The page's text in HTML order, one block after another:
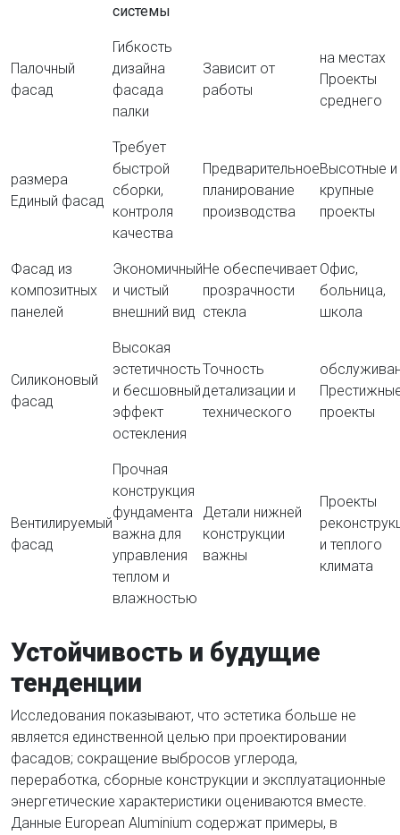
системы
Палочный
фасад
Гибкость
дизайна
фасада
палки
Зависит от
работы
на местах
Проекты
среднего
размера
Единый фасад
Требует
быстрой
сборки,
контроля
качества
Предварительное
планирование
производства
Высотные и
крупные
проекты
Фасад из
композитных
панелей
Экономичный
и чистый
внешний вид
Не обеспечивает
прозрачности
стекла
Офис,
больница,
школа
Силиконовый
фасад
Высокая
эстетичность
и бесшовный
эффект
остекления
Точность
детализации и
технического
проекты
Вентилируемый
фасад
Прочная
конструкция
фундамента
важна для
управления
теплом и
влажностью
Детали нижней
конструкции
важны
Проекты
и теплого
климата
Устойчивость и будущие
тенденции
Исследования показывают, что эстетика больше не
является единственной целью при проектировании
фасадов; сокращение выбросов углерода,
переработка, сборные конструкции и эксплуатационные
энергетические характеристики оцениваются вместе.
Данные European Aluminium содержат примеры, в